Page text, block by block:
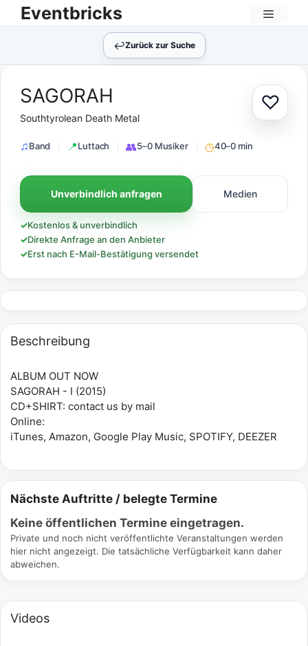
Zum
Inhalt
Eventbricks
Menü
↩︎Zurück zur Suche
♡Zur
SAGORAH
Southtyrolean Death Metal
Band Luttach 5–0 Musiker 40–0 min
Unverbindlich anfragen Medien
✓Kostenlos & unverbindlich
✓Direkte Anfrage an den Anbieter
✓Erst nach E-Mail-Bestätigung versendet
Beschreibung
ALBUM OUT NOW
SAGORAH - I (2015)
CD+SHIRT: contact us by mail
Online:
iTunes, Amazon, Google Play Music, SPOTIFY, DEEZER
Nächste Auftritte / belegte Termine
Keine öffentlichen Termine eingetragen.
Private und noch nicht veröffentlichte Veranstaltungen werden
hier nicht angezeigt. Die tatsächliche Verfügbarkeit kann daher
abweichen.
Videos